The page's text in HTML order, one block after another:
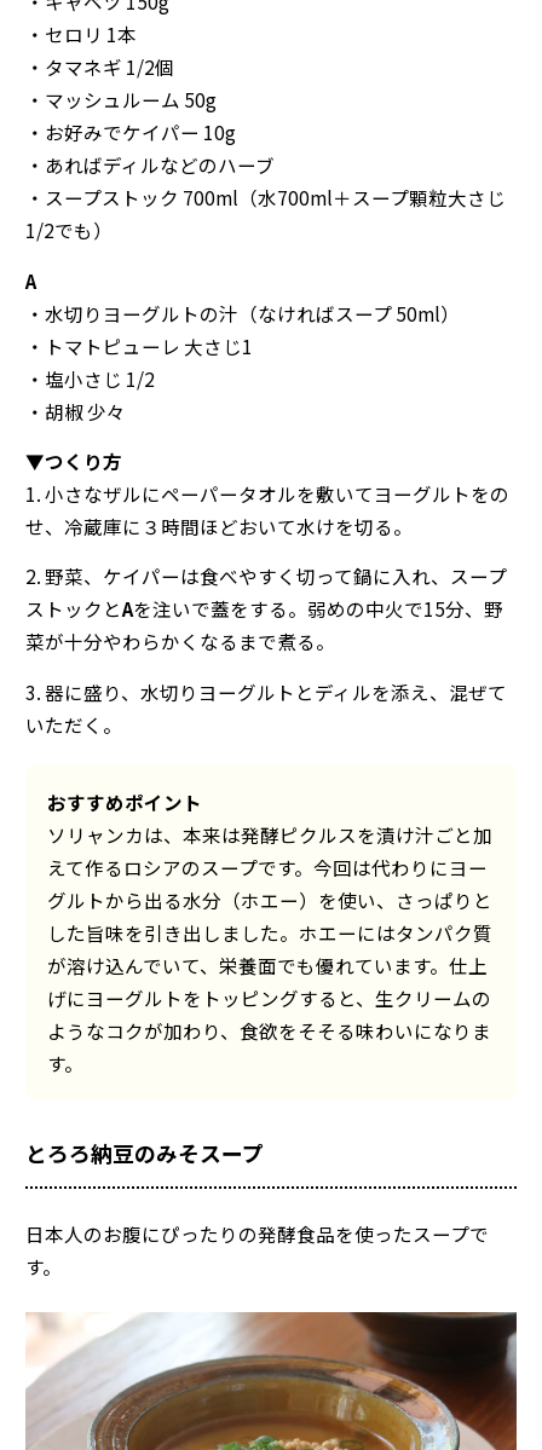
・セロリ 1本
・タマネギ 1/2個
・マッシュルーム 50g
・お好みでケイパー 10g
・あればディルなどのハーブ
・スープストック 700ml（水700ml＋スープ顆粒大さじ
1/2でも）
A
・水切りヨーグルトの汁（なければスープ 50ml）
・トマトピューレ 大さじ1
・塩小さじ 1/2
・胡椒 少々
▼つくり方
1. 小さなザルにペーパータオルを敷いてヨーグルトをの
せ、冷蔵庫に３時間ほどおいて水けを切る。
2. 野菜、ケイパーは食べやすく切って鍋に入れ、スープ
ストックとAを注いで蓋をする。弱めの中火で15分、野
菜が十分やわらかくなるまで煮る。
3. 器に盛り、水切りヨーグルトとディルを添え、混ぜて
いただく。
おすすめポイント
ソリャンカは、本来は発酵ピクルスを漬け汁ごと加
えて作るロシアのスープです。今回は代わりにヨー
グルトから出る水分（ホエー）を使い、さっぱりと
した旨味を引き出しました。ホエーにはタンパク質
が溶け込んでいて、栄養面でも優れています。仕上
げにヨーグルトをトッピングすると、生クリームの
ようなコクが加わり、食欲をそそる味わいになりま
す。
とろろ納豆のみそスープ
日本人のお腹にぴったりの発酵食品を使ったスープで
す。